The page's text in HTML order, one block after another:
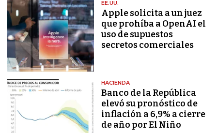
EE.UU.
Apple solicita a un juez
que prohíba a OpenAI el
uso de supuestos
secretos comerciales
HACIENDA
Banco de la República
elevó su pronóstico de
inflación a 6,9% a cierre
de año por El Niño